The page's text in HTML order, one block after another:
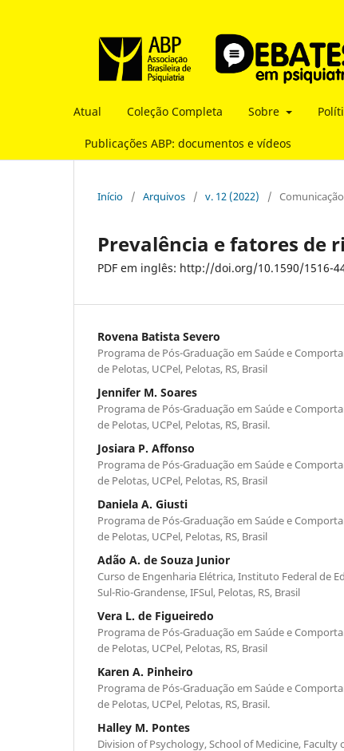
Atual Coleção Completa Sobre
Publicações ABP: documentos e vídeos
Início / Arquivos / v. 12 (2022) /
Prevalência e fatores de
PDF em inglês: http://doi.org/10.1590/1516-
Rovena Batista Severo
Programa de Pós-Graduação em Saúde e
de Pelotas, UCPel, Pelotas, RS, Brasil
Jennifer M. Soares
Programa de Pós-Graduação em Saúde e
de Pelotas, UCPel, Pelotas, RS, Brasil.
Josiara P. Affonso
Programa de Pós-Graduação em Saúde e
de Pelotas, UCPel, Pelotas, RS, Brasil
Daniela A. Giusti
Programa de Pós-Graduação em Saúde e
de Pelotas, UCPel, Pelotas, RS, Brasil
Adão A. de Souza Junior
Curso de Engenharia Elétrica, Instituto Federal de
Sul-Rio-Grandense, IFSul, Pelotas, RS, Brasil
Vera L. de Figueiredo
Programa de Pós-Graduação em Saúde e
de Pelotas, UCPel, Pelotas, RS, Brasil
Karen A. Pinheiro
Programa de Pós-Graduação em Saúde e
de Pelotas, UCPel, Pelotas, RS, Brasil.
Halley M. Pontes
Division of Psychology, School of Medicine,